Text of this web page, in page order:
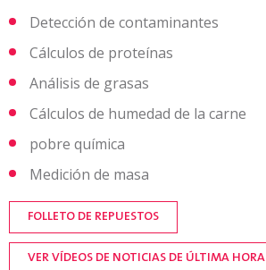
Detección de contaminantes
Cálculos de proteínas
Análisis de grasas
Cálculos de humedad de la carne
pobre química
Medición de masa
FOLLETO DE REPUESTOS
VER VÍDEOS DE NOTICIAS DE ÚLTIMA HORA